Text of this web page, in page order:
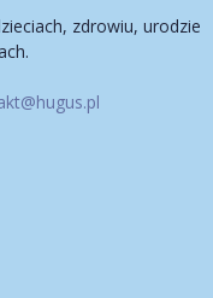
zdrowiu, urodzie